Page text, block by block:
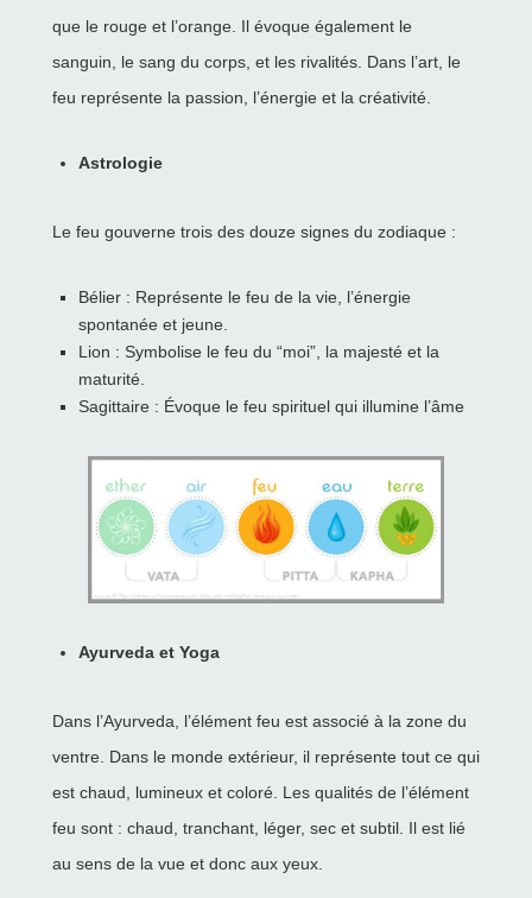
que le rouge et l’orange. Il évoque également le
sanguin, le sang du corps, et les rivalités. Dans l’art, le
feu représente la passion, l’énergie et la créativité.
Astrologie
Le feu gouverne trois des douze signes du zodiaque :
Bélier : Représente le feu de la vie, l’énergie
spontanée et jeune.
Lion : Symbolise le feu du “moi”, la majesté et la
maturité.
Sagittaire : Évoque le feu spirituel qui illumine l’âme
Ayurveda et Yoga
Dans l’Ayurveda, l’élément feu est associé à la zone du
ventre. Dans le monde extérieur, il représente tout ce qui
est chaud, lumineux et coloré. Les qualités de l’élément
feu sont : chaud, tranchant, léger, sec et subtil. Il est lié
au sens de la vue et donc aux yeux.